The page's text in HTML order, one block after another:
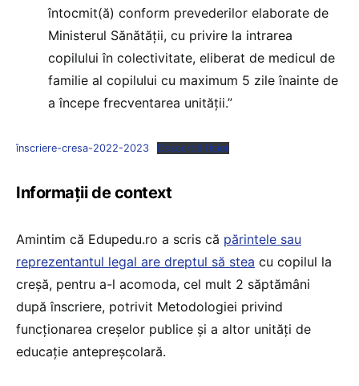
întocmit(ă) conform prevederilor elaborate de
Ministerul Sănătății, cu privire la intrarea
copilului în colectivitate, eliberat de medicul de
familie al copilului cu maximum 5 zile înainte de
a începe frecventarea unității.”
înscriere-cresa-2022-2023 Descarcă fișier
Informații de context
Amintim că Edupedu.ro a scris că părintele sau
reprezentantul legal are dreptul să stea cu copilul la
creșă, pentru a-l acomoda, cel mult 2 săptămâni
după înscriere, potrivit Metodologiei privind
funcționarea creșelor publice și a altor unități de
educație antepreșcolară.